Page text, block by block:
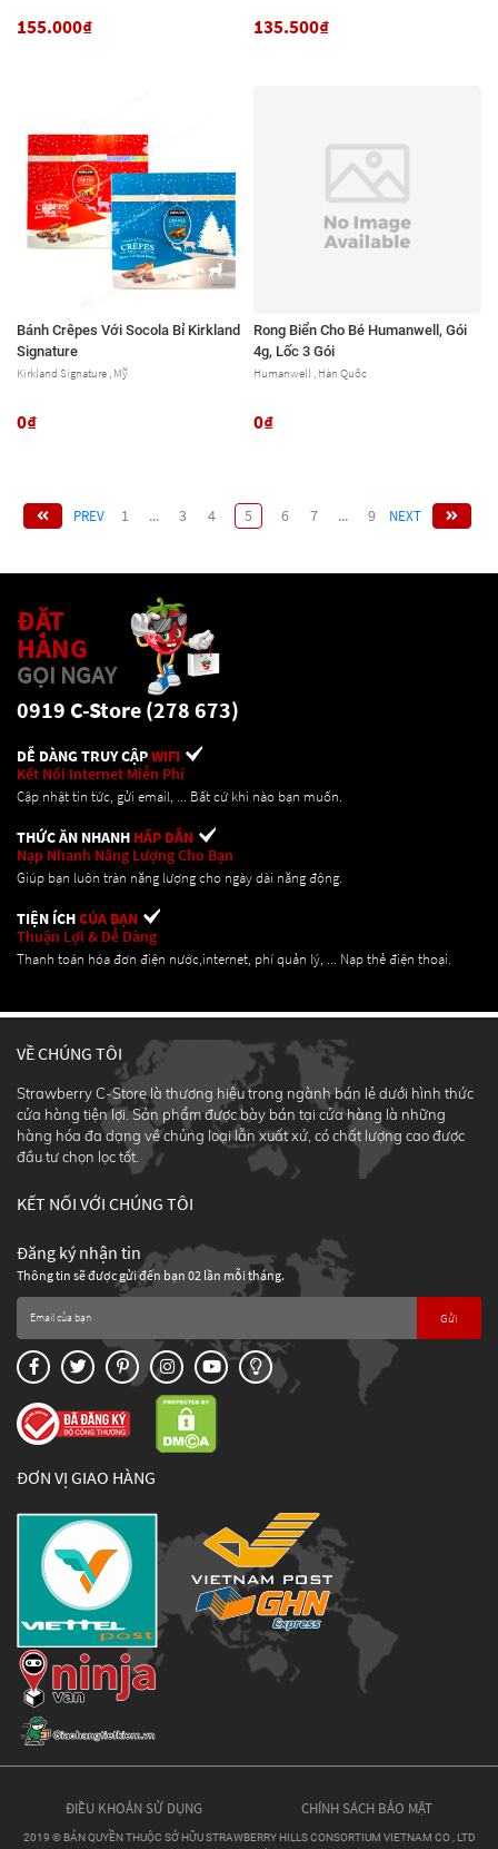
155.000₫ 135.500₫
Bánh Crêpes Với Socola Bỉ Kirkland
Signature
Kirkland Signature , Mỹ
0₫
Rong Biển Cho Bé Humanwell, Gói
4g, Lốc 3 Gói
Humanwell , Hàn Quốc
0₫
PREV 1 ... 3 4 5 6 7 ... 9 NEXT
ĐẶT
HÀNG
GỌI NGAY
0919 C-Store (278 673)
DỄ DÀNG TRUY CẬPWIFI
Kết Nối Internet Miễn Phí
Cập nhật tin tức, gửi email, ... Bất cứ khi nào bạn muốn.
THỨC ĂN NHANH HẤP DẪN
Nạp Nhanh Năng Lượng Cho Bạn
Giúp bạn luôn tràn năng lượng cho ngày dài năng động.
TIỆN ÍCHCỦA BẠN
Thuận Lợi & Dễ Dàng
Thanh toán hóa đơn điện nước,internet, phí quản lý, ... Nạp thẻ điện thoại.
VỀ CHÚNG TÔI
Strawberry C-Store là thương hiệu trong ngành bán lẻ dưới hình thức
cửa hàng tiện lợi. Sản phẩm được bày bán tại cửa hàng là những
hàng hóa đa dạng về chủng loại lẫn xuất xứ, có chất lượng cao được
đầu tư chọn lọc tốt.
KẾT NỐI VỚI CHÚNG TÔI
Đăng ký nhận tin
Thông tin sẽ được gửi đến bạn 02 lần mỗi tháng.
Gửi
ĐƠN VỊ GIAO HÀNG
ĐIỀU KHOẢN SỬ DỤNG CHÍNH SÁCH BẢO MẬT
2019 © BẢN QUYỀN THUỘC SỞ HỮU STRAWBERRY HILLS CONSORTIUM VIETNAM CO , LTD